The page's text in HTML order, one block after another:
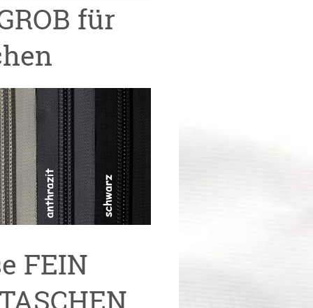
für
FEIN